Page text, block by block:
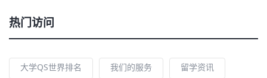
热门访问
大学QS世界排名 我们的服务 留学资讯